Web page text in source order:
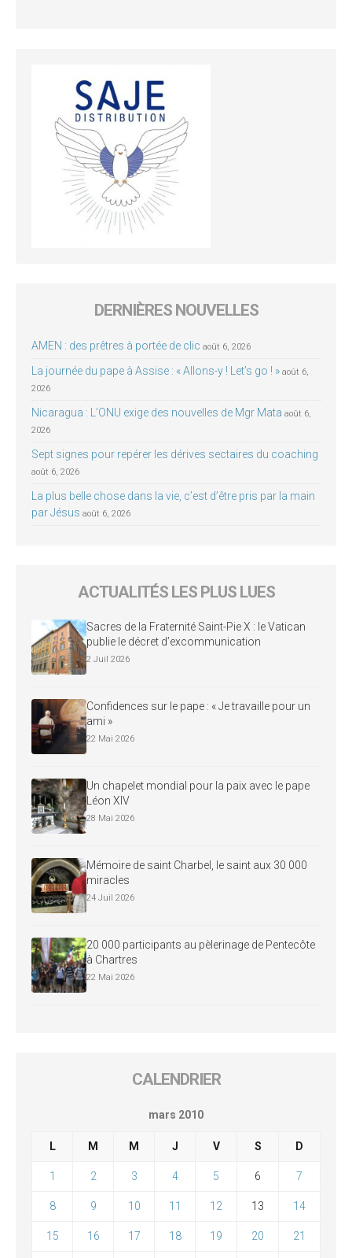
DERNIÈRES NOUVELLES
AMEN : des prêtres à portée de clic août 6, 2026
La journée du pape à Assise : « Allons-y ! Let’s go ! » août 6,
2026
Nicaragua : L’ONU exige des nouvelles de Mgr Mata août 6,
2026
Sept signes pour repérer les dérives sectaires du coaching
août 6, 2026
La plus belle chose dans la vie, c’est d’être pris par la main
par Jésus août 6, 2026
ACTUALITÉS LES PLUS LUES
Sacres de la Fraternité Saint-Pie X : le Vatican
publie le décret d’excommunication
2 Juil 2026
Confidences sur le pape : « Je travaille pour un
ami »
22 Mai 2026
Un chapelet mondial pour la paix avec le pape
Léon XIV
28 Mai 2026
Mémoire de saint Charbel, le saint aux 30 000
miracles
24 Juil 2026
20 000 participants au pèlerinage de Pentecôte
à Chartres
22 Mai 2026
CALENDRIER
mars 2010
L M M J V S D
1 2 3 4 5 6 7
8 9 10 11 12 13 14
15 16 17 18 19 20 21